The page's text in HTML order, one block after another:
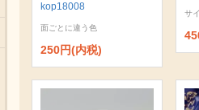
kop18008
面ごとに違う色
250円(内税)
サ